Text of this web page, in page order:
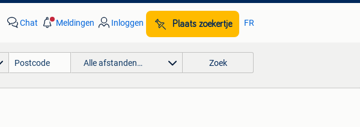
Chat Meldingen Inloggen Plaats zoekertje FR
Alle afstanden… Zoek